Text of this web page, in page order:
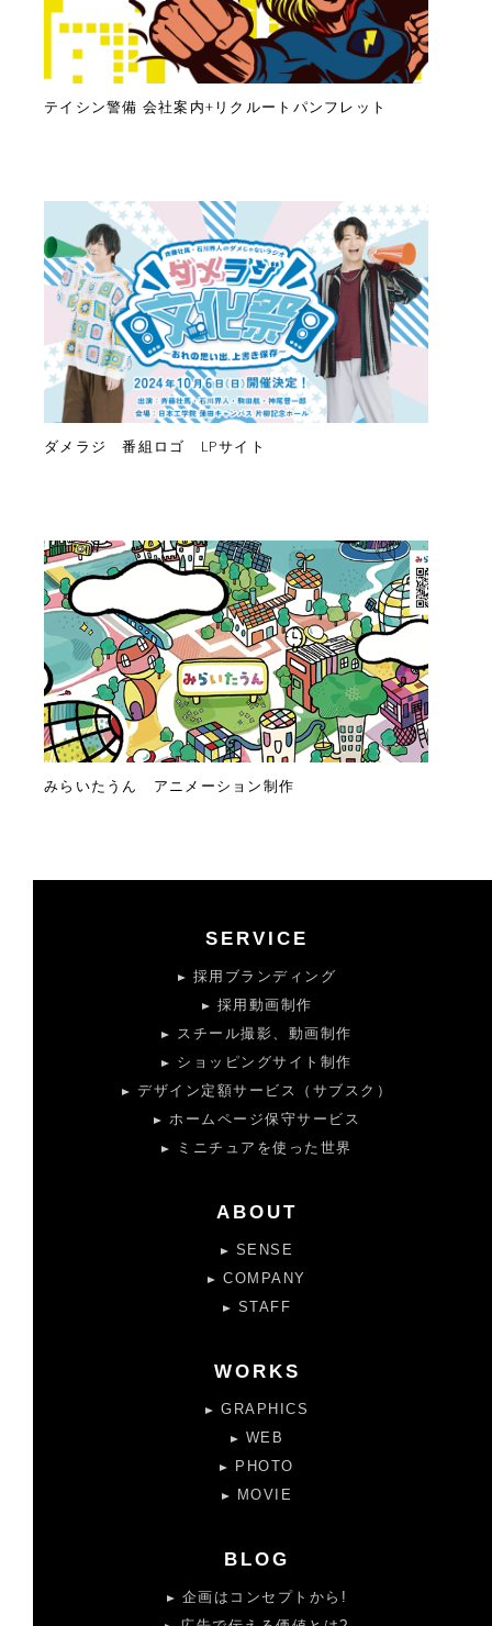
テイシン警備 会社案内+リクルートパンフレット
ダメラジ 番組ロゴ LPサイト
みらいたうん アニメーション制作
SERVICE
採用ブランディング
採用動画制作
スチール撮影、動画制作
ショッピングサイト制作
デザイン定額サービス（サブスク）
ホームページ保守サービス
ミニチュアを使った世界
ABOUT
SENSE
COMPANY
STAFF
WORKS
GRAPHICS
WEB
PHOTO
MOVIE
BLOG
企画はコンセプトから!